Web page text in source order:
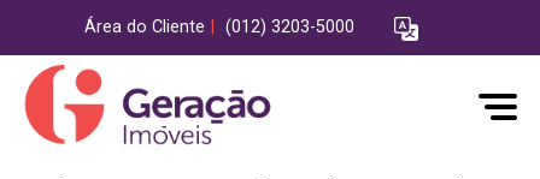
Área do Cliente (012) 3203-5000